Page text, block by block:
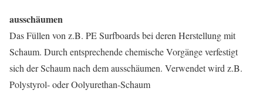
ausschäumen
Das Füllen von z.B. PE Surfboards bei deren Herstellung mit
Schaum. Durch entsprechende chemische Vorgänge verfestigt
sich der Schaum nach dem ausschäumen. Verwendet wird z.B.
Polystyrol- oder Oolyurethan-Schaum